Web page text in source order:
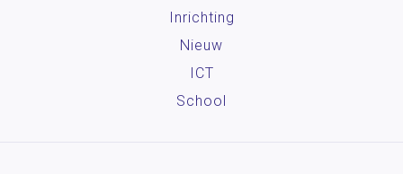
Inrichting
Nieuw
ICT
School